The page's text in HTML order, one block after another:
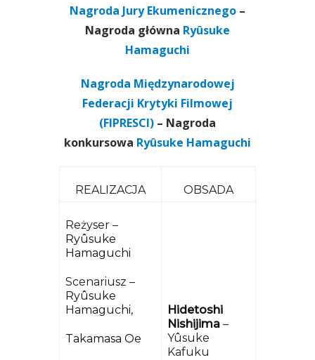
Nagroda Jury Ekumenicznego –
Nagroda główna Ryûsuke
Hamaguchi
Nagroda Międzynarodowej
Federacji Krytyki Filmowej
(FIPRESCI) – Nagroda
konkursowa Ryûsuke Hamaguchi
REALIZACJA OBSADA
Reżyser –
Ryûsuke
Hamaguchi
Scenariusz –
Ryûsuke
Hamaguchi,
Takamasa Oe
Hidetoshi
Nishijima –
Yûsuke
Kafuku